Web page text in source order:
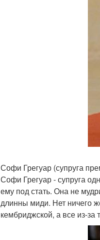
Софи Грегуар (супруга
Софи Грегуар - супруга
ему под стать. Она не
длинны миди. Нет ничего
кембриджской, а все из-за